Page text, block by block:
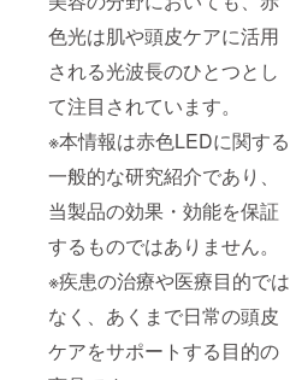
色光は肌や頭皮ケアに活用
される光波長のひとつとし
て注目されています。
※本情報は赤色LEDに関する
一般的な研究紹介であり、
当製品の効果・効能を保証
するものではありません。
※疾患の治療や医療目的では
なく、あくまで日常の頭皮
ケアをサポートする目的の